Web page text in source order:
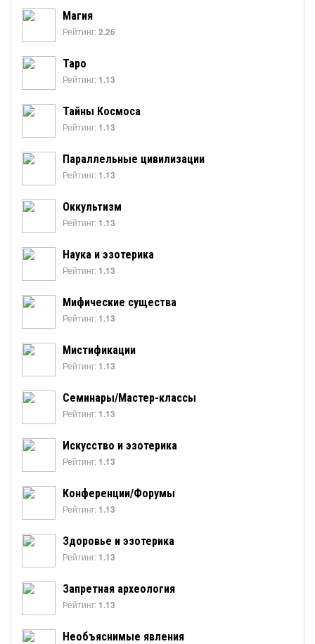
Магия
Рейтинг:2.26
Таро
Рейтинг: 1.13
Тайны Космоса
Рейтинг: 1.13
Параллельные цивилизации
Рейтинг: 1.13
Оккультизм
Рейтинг: 1.13
Наука и эзотерика
Рейтинг: 1.13
Мифические существа
Рейтинг: 1.13
Мистификации
Рейтинг: 1.13
Семинары/Мастер-классы
Рейтинг: 1.13
Искусство и эзотерика
Рейтинг: 1.13
Конференции/Форумы
Рейтинг: 1.13
Здоровье и эзотерика
Рейтинг: 1.13
Запретная археология
Рейтинг: 1.13
Необъяснимые явления